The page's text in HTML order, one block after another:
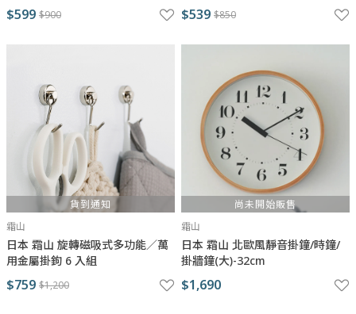
$599 $900 $539 $850
貨到通知
霜山
日本 霜山 旋轉磁吸式多功能／萬
用金屬掛鉤 6 入組
$759 $1,200
尚未開始販售
霜山
日本 霜山 北歐風靜音掛鐘/時鐘/
掛牆鐘(大)-32cm
$1,690